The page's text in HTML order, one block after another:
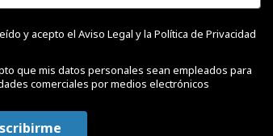
y acepto el Aviso Legal y la Política de Privacidad
que mis datos personales sean empleados para
comerciales por medios electrónicos